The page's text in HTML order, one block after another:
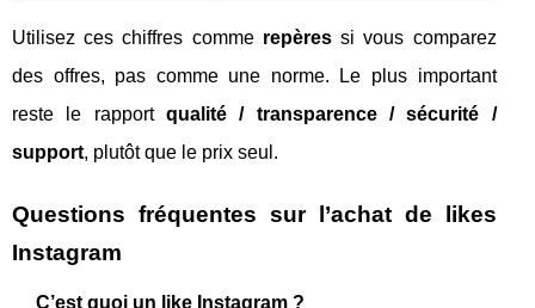
Utilisez ces chiffres comme repèressi vous comparez
des offres, pas comme une norme. Le plus important
reste le rapport qualité / transparence / sécurité /
support, plutôt que le prix seul.
Questions fréquentes sur l’achat de likes
Instagram
C’est quoi un like Instagram ?